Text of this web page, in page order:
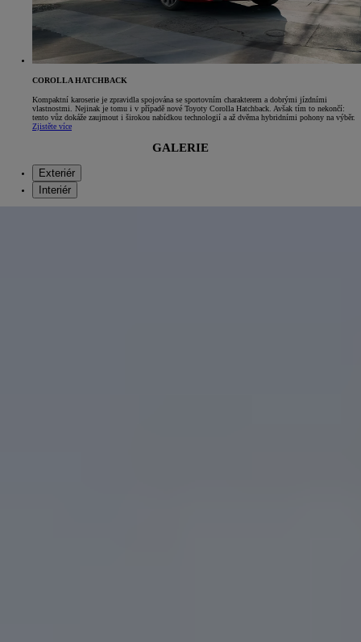
COROLLA HATCHBACK
Kompaktní karoserie je zpravidla spojována se sportovním charakterem a dobrými jízdními
vlastnostmi. Nejinak je tomu i v případě nové Toyoty Corolla Hatchback. Avšak tím to nekončí:
tento vůz dokáže zaujmout i širokou nabídkou technologií a až dvěma hybridními pohony na výběr.
Zjistěte více
GALERIE
Exteriér
Interiér